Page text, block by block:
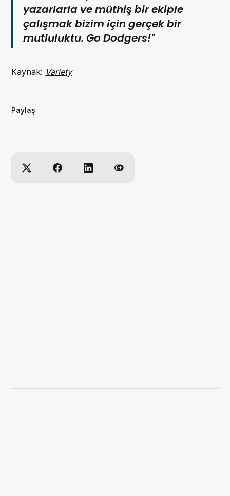
yazarlarla ve müthiş bir ekiple
çalışmak bizim için gerçek bir
mutluluktu. Go Dodgers!"
Kaynak: Variety
Paylaş